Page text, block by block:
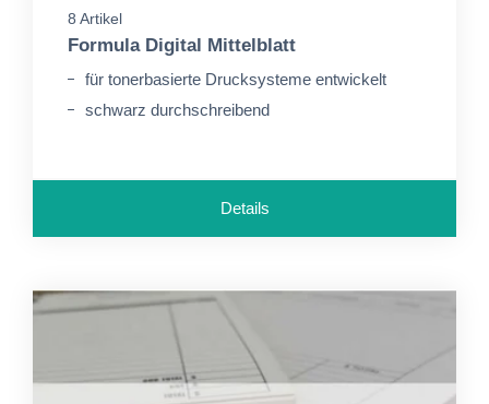
8 Artikel
Formula Digital Mittelblatt
für tonerbasierte Drucksysteme entwickelt
schwarz durchschreibend
Details